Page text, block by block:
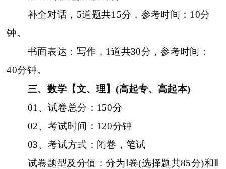
补全对话，5道题共15分，参考时间：10分
钟。
书面表达：写作，1道共30分，参考时间：
40分钟。
三、数学【文、理】(高起专、高起本)
01、试卷总分：150分
02、考试时间：120分钟
03、考试方式：闭卷，笔试
试卷题型及分值：分为Ⅰ卷(选择题共85分)和Ⅱ